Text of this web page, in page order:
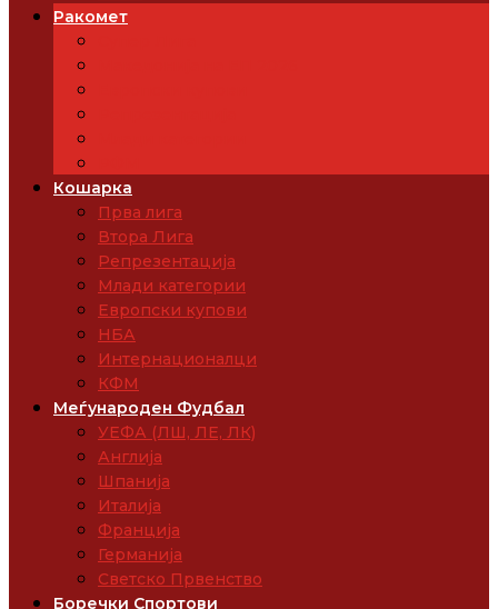
Ракомет
Кошарка
Прва лига
Втора Лига
Репрезентација
Млади категории
Европски купови
НБА
Интернационалци
КФМ
Меѓународен Фудбал
УЕФА (ЛШ, ЛЕ, ЛК)
Англија
Шпанија
Италија
Франција
Германија
Светско Првенство
Боречки Спортови